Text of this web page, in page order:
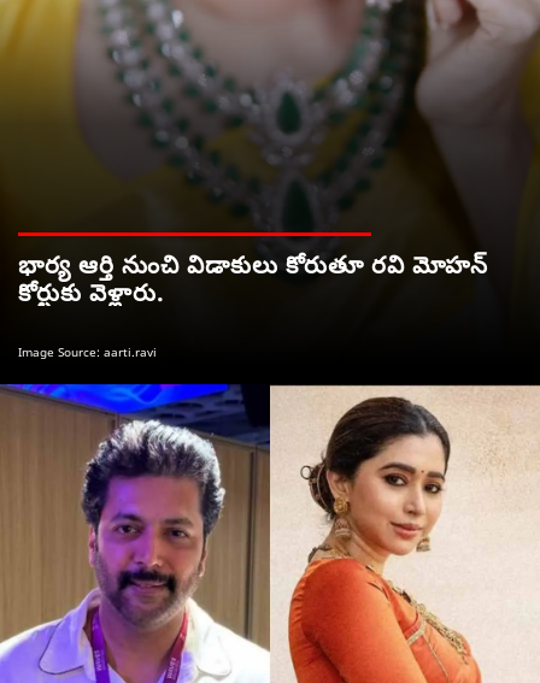
భార్య ఆర్తి నుంచి విడాకులు కోరుతూ రవి మోహన్
కోర్టుకు వెళ్లారు.
Image Source: aarti.ravi